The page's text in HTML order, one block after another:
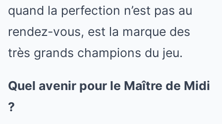
quand la perfection n’est pas au
rendez-vous, est la marque des
très grands champions du jeu.
Quel avenir pour le Maître de Midi
?